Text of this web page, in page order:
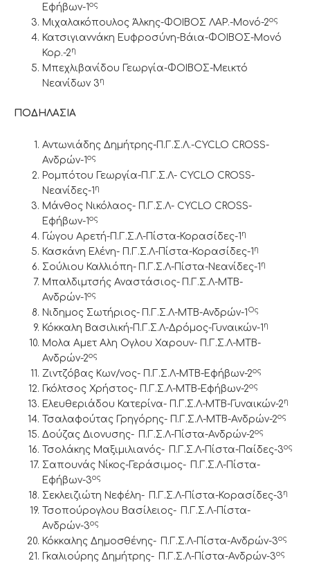
Εφήβων-1ος
Μιχαλακόπουλος Άλκης-ΦΟΙΒΟΣ ΛΑΡ.-Μονό-2ος
Κατσιγιαννάκη Ευφροσύνη-Βάια-ΦΟΙΒΟΣ-Μονό
Κορ.-2η
Μπεχλιβανίδου Γεωργία-ΦΟΙΒΟΣ-Μεικτό
Νεανίδων 3η
ΠΟΔΗΛΑΣΙΑ
Αντωνιάδης Δημήτρης-Π.Γ.Σ.Λ.-CYCLO CROSS-
Ανδρών-1ος
Ρομπότου Γεωργία-Π.Γ.Σ.Λ- CYCLO CROSS-
Νεανίδες-1 η
Μάνθος Νικόλαος- Π.Γ.Σ.Λ- CYCLO CROSS-
Εφήβων-1ος
Γώγου Αρετή-Π.Γ.Σ.Λ-Πίστα-Κορασίδες-1 η
Κασκάνη Ελένη- Π.Γ.Σ.Λ-Πίστα-Κορασίδες-1 η
Σούλιου Καλλιόπη- Π.Γ.Σ.Λ-Πίστα-Νεανίδες-1 η
Μπαλδιμτσής Αναστάσιος-
Π.Γ.Σ.Λ-ΜΤΒ-
Ανδρών-1ος
Νιδημος Σωτήριος- Π.Γ.Σ.Λ-ΜΤΒ-Ανδρών-1 Ος
Κόκκαλη Βασιλική-Π.Γ.Σ.Λ-Δρόμος-Γυναικών-1 η
Μολα Αμετ Αλη Ογλου Χαρουν- Π.Γ.Σ.Λ-ΜΤΒ-
Ανδρών-2ος
Ζιντζόβας Κων/νος- Π.Γ.Σ.Λ-ΜΤΒ-Εφήβων-2ος
Γκόλτσος Χρήστος- Π.Γ.Σ.Λ-ΜΤΒ-Εφήβων-2ος
Ελευθεριάδου Κατερίνα- Π.Γ.Σ.Λ-ΜΤΒ-Γυναικών-2η
Τσαλαφούτας Γρηγόρης- Π.Γ.Σ.Λ-ΜΤΒ-Ανδρών-2ος
Δούζας Διονυσης- Π.Γ.Σ.Λ-Πίστα-Ανδρών-2ος
Τσολάκης Μαξιμιλιανός- Π.Γ.Σ.Λ-Πίστα-Παίδες-3ος
Σαπουνάς Νίκος-Γεράσιμος-
Π.Γ.Σ.Λ-Πίστα-
Εφήβων-3ος
Σεκλειζιώτη Νεφέλη- Π.Γ.Σ.Λ-Πίστα-Κορασίδες-3η
Τσοπούρογλου Βασίλειος-
Π.Γ.Σ.Λ-Πίστα-
Ανδρών-3ος
Κόκκαλης Δημοσθένης- Π.Γ.Σ.Λ-Πίστα-Ανδρών-3ος
Γκαλιούρης Δημήτρης- Π.Γ.Σ.Λ-Πίστα-Ανδρών-3ος